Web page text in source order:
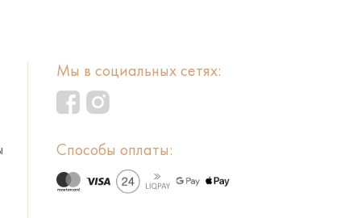
Мы в социальных сетях:
Способы оплаты: